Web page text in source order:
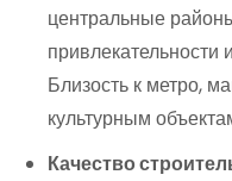
центральные
привлекательности
Близость к метро,
культурным
Качество